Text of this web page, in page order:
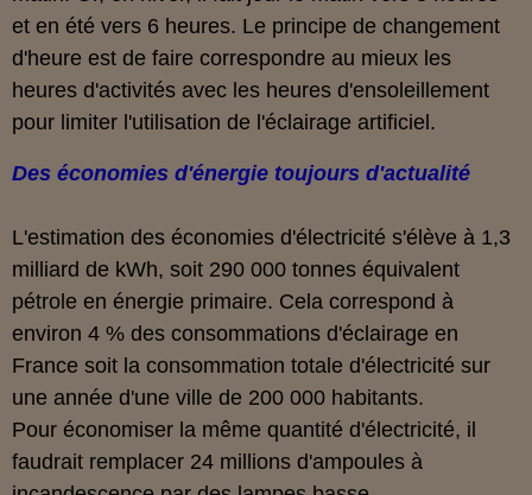
et en été vers 6 heures. Le principe de changement
d'heure est de faire correspondre au mieux les
heures d'activités avec les heures d'ensoleillement
pour limiter l'utilisation de l'éclairage artificiel.
Des économies d'énergie toujours d'actualité
L'estimation des économies d'électricité s'élève à 1,3
milliard de kWh, soit 290 000 tonnes équivalent
pétrole en énergie primaire. Cela correspond à
environ 4 % des consommations d'éclairage en
France soit la consommation totale d'électricité sur
une année d'une ville de 200 000 habitants.
Pour économiser la même quantité d'électricité, il
faudrait remplacer 24 millions d'ampoules à